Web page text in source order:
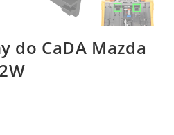
do CaDA Mazda